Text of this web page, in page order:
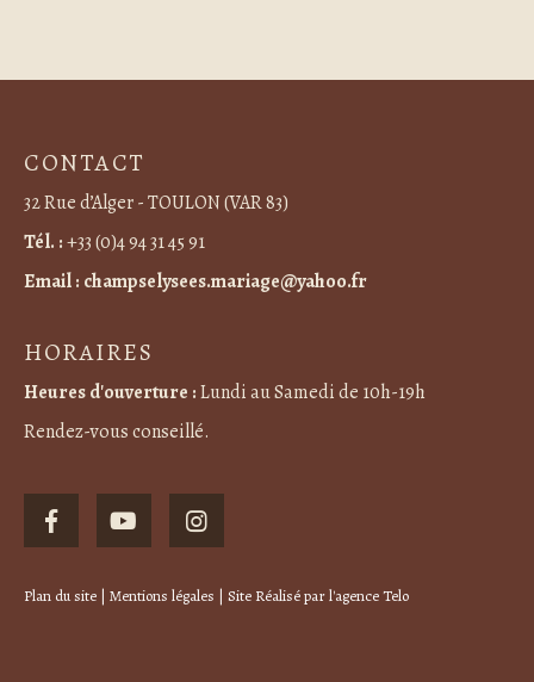
CONTACT
32 Rue d’Alger - TOULON (VAR 83)
Tél. :+33 (0)4 94 31 45 91
Email : champselysees.mariage@yahoo.fr
HORAIRES
Heures d'ouverture :Lundi au Samedi de 10h-19h
Rendez-vous conseillé.
Plan du site | Mentions légales | Site Réalisé parl'agence Telo